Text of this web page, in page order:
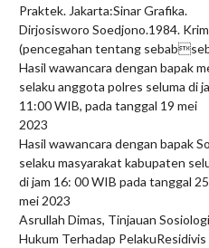
Praktek. Jakarta:Sinar Grafika.
Dirjosisworo Soedjono.1984.
(pencegahan tentang
Hasil wawancara dengan bapak
selaku anggota polres seluma di
11:00 WIB, pada tanggal 19 mei
2023
Hasil wawancara dengan bapak
selaku masyarakat kabupaten
di jam 16: 00 WIB pada tanggal 25
mei 2023
Asrullah Dimas, Tinjauan Sosiologi
Hukum Terhadap PelakuResidivis